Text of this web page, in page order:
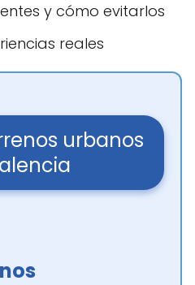
y cómo evitarlos
reales
urbanos